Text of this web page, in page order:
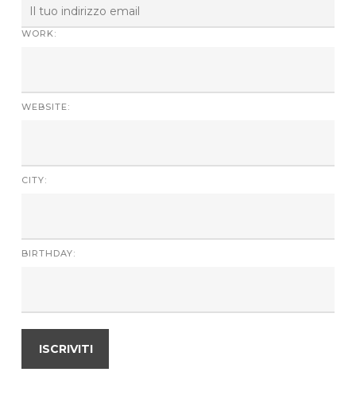
WORK:
WEBSITE:
CITY:
BIRTHDAY: